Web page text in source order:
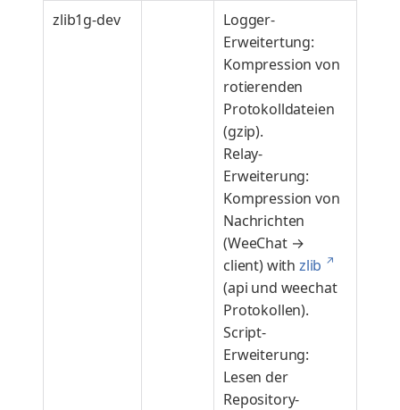
zlib1g-dev
Logger-
Erweitertung:
Kompression von
rotierenden
Protokolldateien
(gzip).
Relay-
Erweiterung:
Kompression von
Nachrichten
(WeeChat →
client) with zlib ↗
(api und weechat
Protokollen).
Script-
Erweiterung:
Lesen der
Repository-